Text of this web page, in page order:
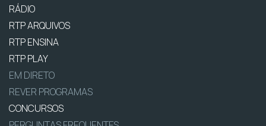
RÁDIO
RTP ARQUIVOS
RTP ENSINA
RTP PLAY
EM DIRETO
REVER PROGRAMAS
CONCURSOS